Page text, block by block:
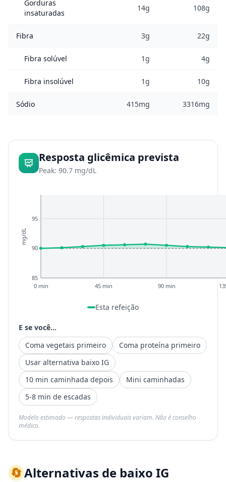
Gorduras
insaturadas
14g 108g
Fibra 3g 22g
Fibra solúvel 1g 4g
Fibra insolúvel 1g 10g
Sódio 415mg 3316mg
Resposta glicêmica prevista
Peak: 90.7 mg/dL
85
90
95
0 min 45 min 90 min
mg/dL
Esta refeição
E se você...
Coma vegetais primeiro
Coma proteína primeiro
Usar alternativa baixo IG
10 min caminhada depois
Mini caminhadas
5-8 min de escadas
Modelo estimado — respostas individuais variam. Não é conselho
médico.
🔄Alternativas de baixo IG